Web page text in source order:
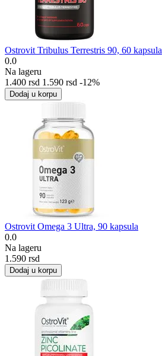
Ostrovit Tribulus Terrestris 90, 60 kapsula
0.0
Na lageru
1.400 rsd 1.590 rsd -12%
Dodaj u korpu
Ostrovit Omega 3 Ultra, 90 kapsula
0.0
Na lageru
1.590 rsd
Dodaj u korpu